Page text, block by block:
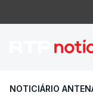
14h
NOTICIÁRIO